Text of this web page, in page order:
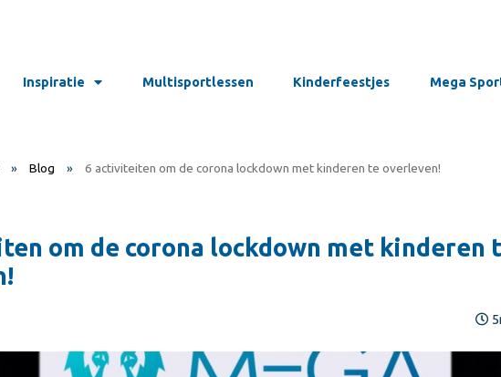
Inspiratie Multisportlessen Kinderfeestjes Mega
» Blog » 6 activiteiten om de corona lockdown met kinderen te overleven!
om de corona lockdown met kinderen